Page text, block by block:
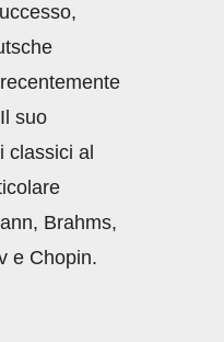
suo
classici al
Brahms,
e Chopin.